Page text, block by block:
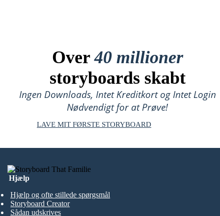
Over40 millioner
storyboards skabt
Ingen Downloads, Intet Kreditkort og Intet Login
Nødvendigt for at Prøve!
LAVE MIT FØRSTE STORYBOARD
Hjælp
Hjælp og ofte stillede spørgsmål
Storyboard Creator
Sådan udskrives